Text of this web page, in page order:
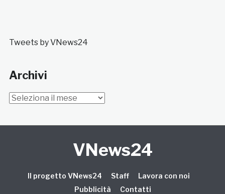
Tweets by VNews24
Archivi
Archivi
VNews24
Il progetto VNews24 Staff
Lavora con noi
Pubblicità
Contatti